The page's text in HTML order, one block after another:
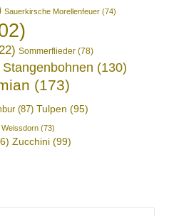
Sauerkirsche Morellenfeuer (74)
Sommerflieder (78)
Stangenbohnen (130)
(173)
(87) Tulpen (95)
Weissdorn (73)
Zucchini (99)